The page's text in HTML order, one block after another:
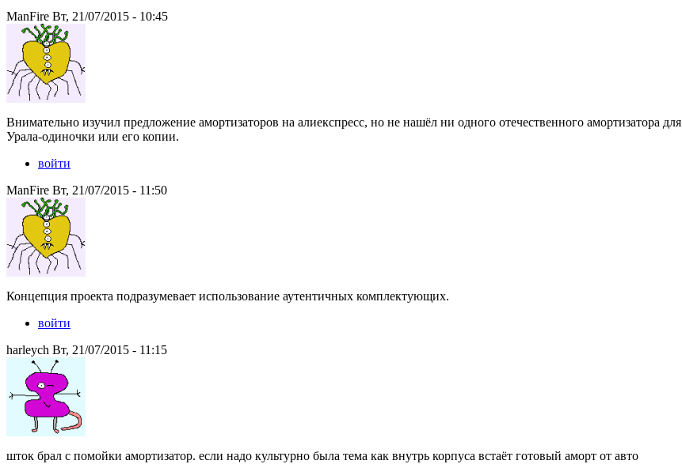
ManFire Вт, 21/07/2015 - 10:45
Внимательно изучил предложение амортизаторов на алиекспресс, но не нашёл ни одного отечественного амортизатора для
Урала-одиночки или его копии.
войти
ManFire Вт, 21/07/2015 - 11:50
Концепция проекта подразумевает использование аутентичных комплектующих.
войти
harleych Вт, 21/07/2015 - 11:15
шток брал с помойки амортизатор. если надо культурно была тема как внутрь корпуса встаёт готовый аморт от авто